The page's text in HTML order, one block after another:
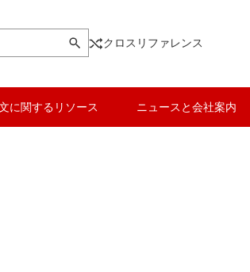
クロスリファレンス
に関するリソース ニュースと会社案内